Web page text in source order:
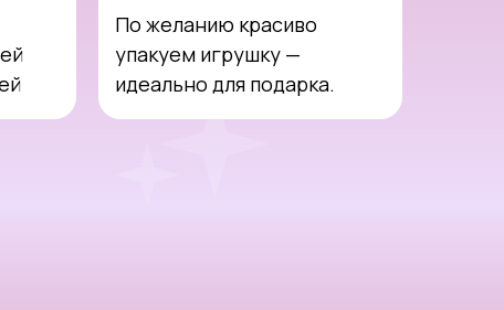
По желанию красиво
упакуем игрушку —
идеально для подарка.